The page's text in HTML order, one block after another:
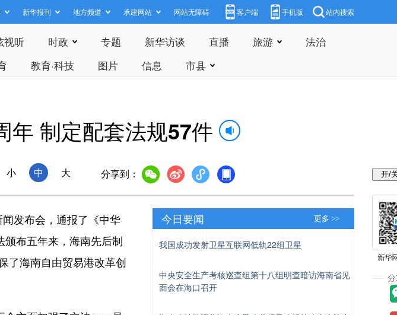
新华报刊 地方频道 承建网站 网站无障碍 客户端 手机版 站内搜索
视听 时政 专题 新华访谈 直播 旅游
法治
教育·科技 图片 信息 市县
年 制定配套法规57件
小 中 大 分享到：
发布会，通报了《中华
颁布五年来，海南先后制
了海南自由贸易港改革创
今日要闻 更多 >>
我国成功发射卫星互联网低轨22组卫星
中央安全生产考核巡查组第十八组明查暗访海南省见
面会在海口召开